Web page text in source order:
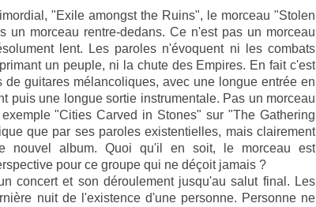
"Exile amongst the Ruins", le morceau "Stolen
un morceau rentre-dedans. Ce n'est pas un morceau
lent. Les paroles n'évoquent ni les combats
un peuple, ni la chute des Empires. En fait c'est
guitares mélancoliques, avec une longue entrée en
puis une longue sortie instrumentale. Pas un morceau
"Cities Carved in Stones" sur "The Gathering
que par ses paroles existentielles, mais clairement
nouvel album. Quoi qu'il en soit, le morceau est
pour ce groupe qui ne déçoit jamais ?
concert et son déroulement jusqu'au salut final. Les
nuit de l'existence d'une personne. Personne ne